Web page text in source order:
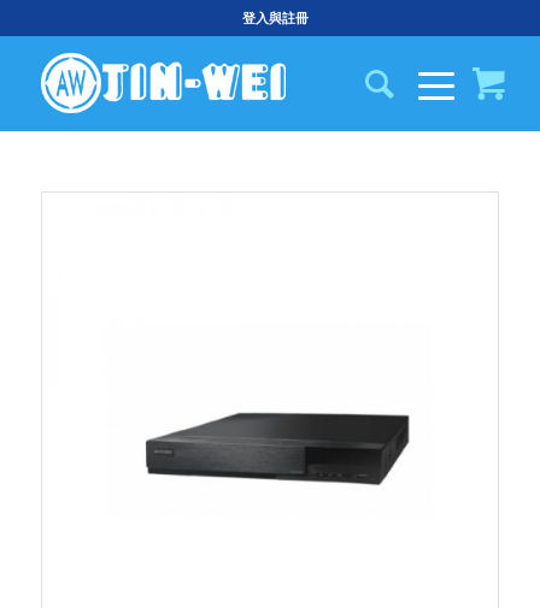
登入與註冊